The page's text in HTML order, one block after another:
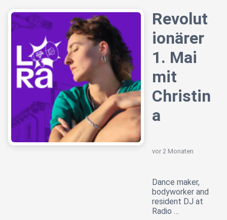
Revolut
ionärer
1. Mai
mit
Christin
a
vor 2 Monaten
Dance maker,
bodyworker and
resident DJ at
Radio …